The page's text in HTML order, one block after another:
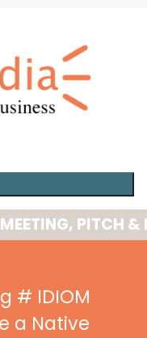
PITCH &
# IDIOM
a Native